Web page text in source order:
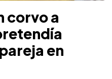
corvo a
en